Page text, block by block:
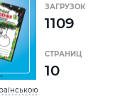
ЗАГРУЗОК
1109
СТРАНИЦ
10